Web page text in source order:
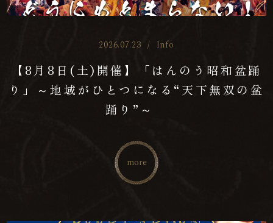
2026.07.23 / Info
【8月8日(土)開催】「はんのう昭和盆踊
り」～地域がひとつになる“天下無双の盆
踊り”～
more